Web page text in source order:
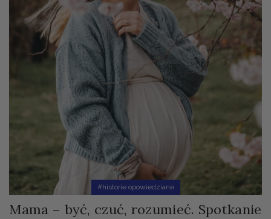
#historie opowiedziane
Mama – być, czuć, rozumieć. Spotkanie